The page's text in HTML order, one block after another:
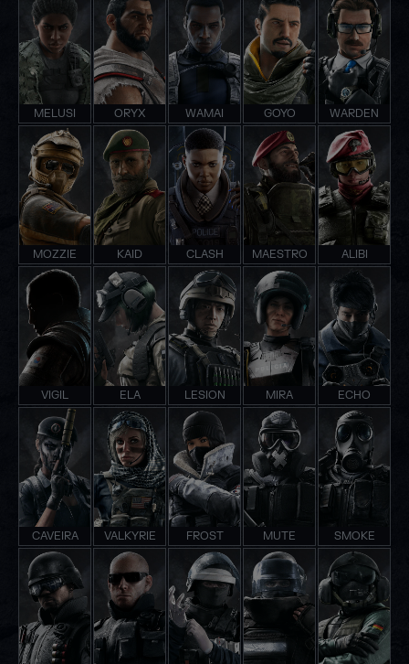
MELUSI ORYX WAMAI GOYO WARDEN
MOZZIE KAID CLASH MAESTRO ALIBI
VIGIL ELA LESION MIRA ECHO
CAVEIRA VALKYRIE FROST MUTE SMOKE